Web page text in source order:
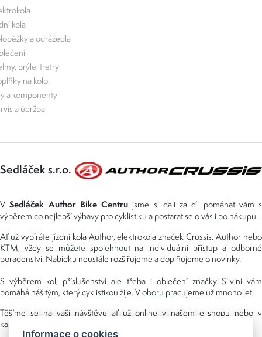
kola
a odrážedla
brýle, tretry
na kolo
a komponenty
a údržba
Sedláček s.r.o.
VSedláček Author Bike Centru jsme si dali za cíl pomáhat vám s
výběrem co nejlepší výbavy pro cyklistiku a postarat se o vás i po nákupu.
Ať už vybíráte jízdní kola Author, elektrokola značek Crussis, Author nebo
KTM, vždy se můžete spolehnout na individuální přístup a odborné
poradenství. Nabídku neustále rozšiřujeme a doplňujeme o novinky.
S výběrem kol, příslušenství ale třeba i oblečení značky Silvini vám
pomáhá náš tým, který cyklistikou žije. V oboru pracujeme už mnoho let.
Těšíme se na vaši návštěvu ať už online v našem e-shopu nebo v
kamenné prodejně, kterou najdete v NS (nákupní středisko) URAN.
Informace o cookies